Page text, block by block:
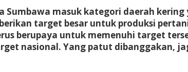
masuk kategori daerah
target besar untuk produksi
berupaya untuk memenuhi target
nasional. Yang patut dibanggakan,